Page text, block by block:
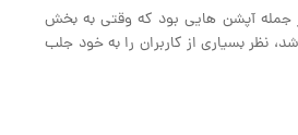
جمله آپشن هایی بود که وقتی به بخش
نظر بسیاری از کاربران را به خود جلب